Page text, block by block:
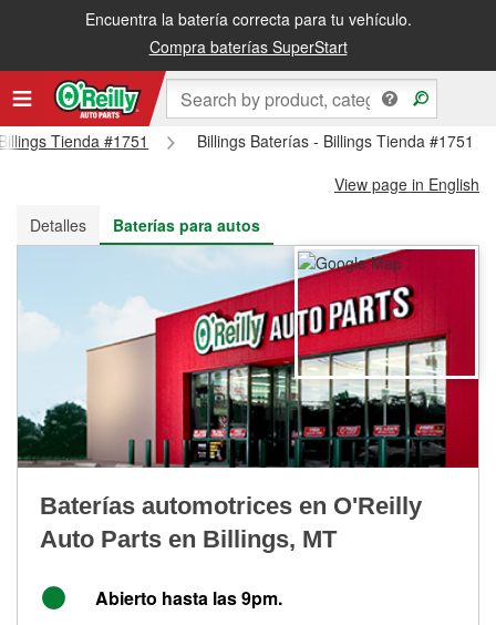
Encuentra la batería correcta para tu vehículo.
Compra baterías SuperStart
Recibe tu orden gratis al día siguiente o recógela en la tienda
Tienda #1751
Billings Baterías - Billings Tienda #1751
View page in English
Detalles
Baterías para autos
Baterías automotrices en O'Reilly
Auto Parts en Billings, MT
Abierto hasta las 9pm.